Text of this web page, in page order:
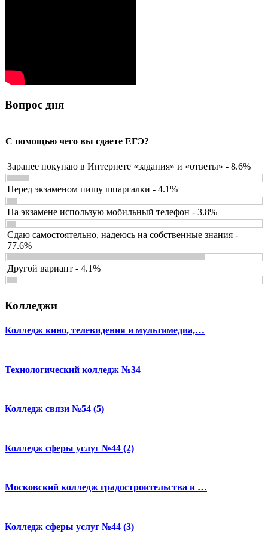
Вопрос дня
С помощью чего вы сдаете ЕГЭ?
Заранее покупаю в Интернете «задания» и «ответы» - 8.6%
Перед экзаменом пишу шпаргалки - 4.1%
На экзамене использую мобильный телефон - 3.8%
Сдаю самостоятельно, надеюсь на собственные знания -
77.6%
Другой вариант - 4.1%
Колледжи
Колледж кино, телевидения и мультимедиа,…
Технологический колледж №34
Колледж связи №54 (5)
Колледж сферы услуг №44 (2)
Московский колледж градостроительства и …
Колледж сферы услуг №44 (3)